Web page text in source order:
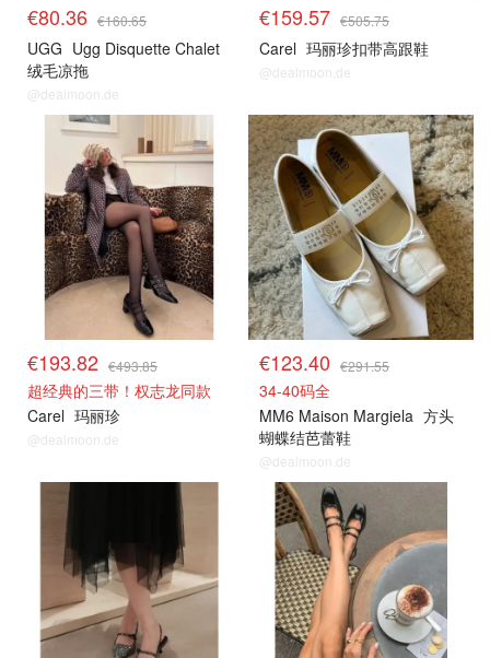
€80.36 €160.65
UGG Ugg Disquette Chalet
绒毛凉拖
@dealmoon.de
€159.57 €505.75
Carel 玛丽珍扣带高跟鞋
@dealmoon.de
€193.82 €493.85
超经典的三带！权志龙同款
Carel 玛丽珍
@dealmoon.de
€123.40 €291.55
34-40码全
MM6 Maison Margiela 方头
蝴蝶结芭蕾鞋
@dealmoon.de